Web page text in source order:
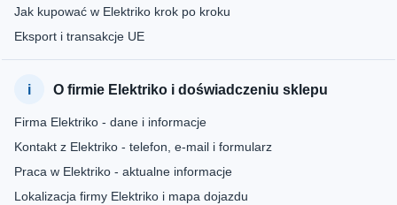
Jak kupować w Elektriko krok po kroku
Eksport i transakcje UE
O firmie Elektriko i doświadczeniu sklepu
Firma Elektriko - dane i informacje
Kontakt z Elektriko - telefon, e-mail i formularz
Praca w Elektriko - aktualne informacje
Lokalizacja firmy Elektriko i mapa dojazdu